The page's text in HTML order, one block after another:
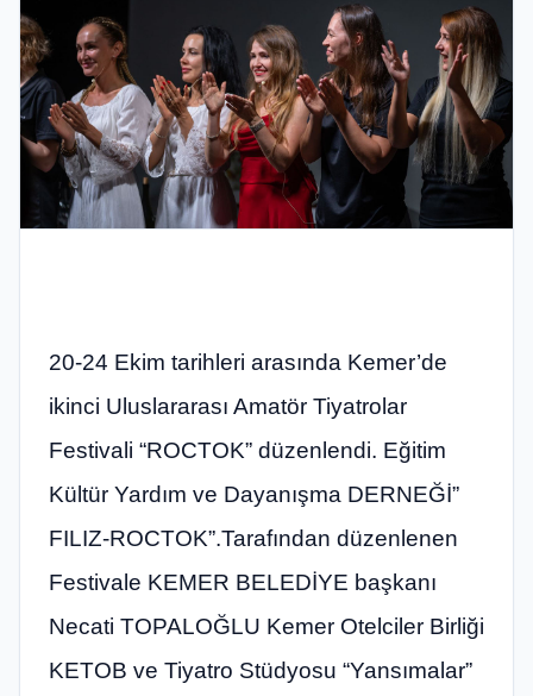
20-24 Ekim tarihleri arasında Kemer’de
ikinci Uluslararası Amatör Tiyatrolar
Festivali “ROCTOK” düzenlendi. Eğitim
Kültür Yardım ve Dayanışma DERNEĞİ”
FILIZ-ROCTOK”.Tarafından düzenlenen
Festivale KEMER BELEDİYE başkanı
Necati TOPALOĞLU Kemer Otelciler Birliği
KETOB ve Tiyatro Stüdyosu “Yansımalar”